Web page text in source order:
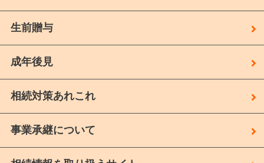
生前贈与
成年後見
相続対策あれこれ
事業承継について